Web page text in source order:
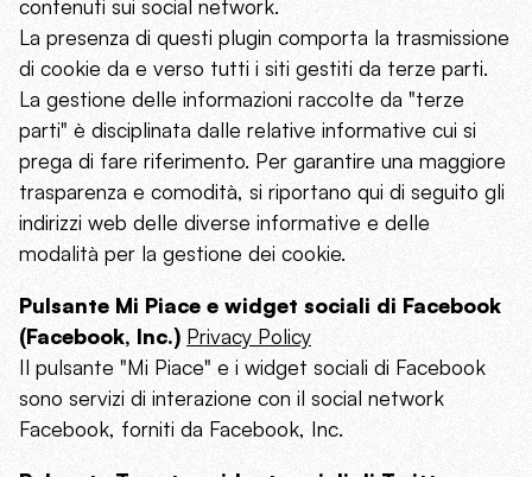
contenuti sui social network.
La presenza di questi plugin comporta la trasmissione
di cookie da e verso tutti i siti gestiti da terze parti.
La gestione delle informazioni raccolte da "terze
parti" è disciplinata dalle relative informative cui si
prega di fare riferimento. Per garantire una maggiore
trasparenza e comodità, si riportano qui di seguito gli
indirizzi web delle diverse informative e delle
modalità per la gestione dei cookie.
Pulsante Mi Piace e widget sociali di Facebook
(Facebook, Inc.) Privacy Policy
Il pulsante "Mi Piace" e i widget sociali di Facebook
sono servizi di interazione con il social network
Facebook, forniti da Facebook, Inc.